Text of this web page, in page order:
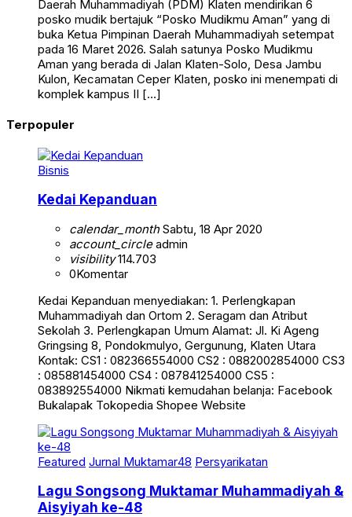
Daerah Muhammadiyah (PDM) Klaten mendirikan 6
posko mudik bertajuk “Posko Mudikmu Aman” yang di
buka Ketua Pimpinan Daerah Muhammadiyah setempat
pada 16 Maret 2026. Salah satunya Posko Mudikmu
Aman yang berada di Jalan Klaten-Solo, Desa Jambu
Kulon, Kecamatan Ceper Klaten, posko ini menempati di
komplek kampus II […]
Terpopuler
Bisnis
Kedai Kepanduan
calendar_monthSabtu, 18 Apr 2020
account_circleadmin
visibility114.703
0Komentar
Kedai Kepanduan menyediakan: 1. Perlengkapan
Muhammadiyah dan Ortom 2. Seragam dan Atribut
Sekolah 3. Perlengkapan Umum Alamat: Jl. Ki Ageng
Gringsing 8, Pondokmulyo, Gergunung, Klaten Utara
Kontak: CS1 : 082366554000 CS2 : 0882002854000 CS3
: 085881454000 CS4 : 087841254000 CS5 :
083892554000 Nikmati kemudahan belanja: Facebook
Bukalapak Tokopedia Shopee Website
Featured Jurnal Muktamar48 Persyarikatan
Lagu Songsong Muktamar Muhammadiyah &
Aisyiyah ke-48